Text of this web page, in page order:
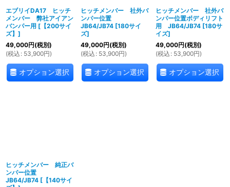
エブリイDA17 ヒッチ
メンバー 弊社アイアン
バンパー用 [ 【200サイ
ズ】 ]
49,000円(税別)
(税込 : 53,900円)
オプション選択
ヒッチメンバー 社外バ
ンパー位置
JB64/JB74 [180サイ
ズ]
49,000円(税別)
(税込 : 53,900円)
オプション選択
ヒッチメンバー 社外バ
ンパー位置ボディリフト
用 JB64/JB74 [180サ
イズ]
49,000円(税別)
(税込 : 53,900円)
オプション選択
ヒッチメンバー 純正バ
ンパー位置
JB64/JB74 [ 【140サイ